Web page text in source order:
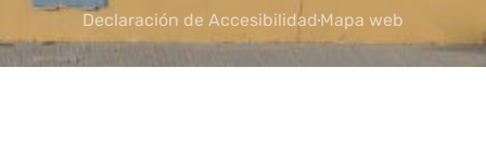
Declaración de Accesibilidad Mapa web